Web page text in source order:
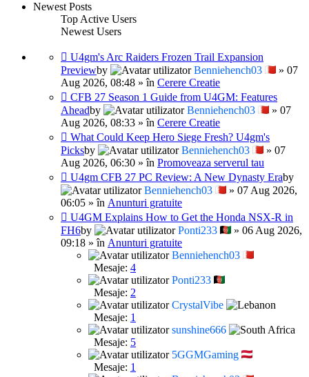
Newest Posts
Top Active Users
Newest Users
U4gm's Arc Raiders Frozen Trail Expansion
Previewby Benniehench03
» 07
Aug 2026, 08:48 » în Cerere Creatie
CFB 27 Season 1 Guide from U4GM: Features
Aheadby Benniehench03
» 07
Aug 2026, 08:33 » în Cerere Creatie
What Could Keep Hero Siege Fresh? U4gm's
Picksby Benniehench03
» 07
Aug 2026, 06:30 » în Promoveaza serverul tau
U4gm CFB 27 PC Review: A New Dynasty Eraby
Benniehench03
» 07 Aug 2026,
06:05 » în Anunturi gratuite
U4GM Explains How to Get the Honda NSX-R in
FH6by Ponti233
» 06 Aug 2026,
09:18 » în Anunturi gratuite
Benniehench03
Mesaje: 4
Ponti233
Mesaje: 2
CrystalVibe
Mesaje: 1
sunshine666
Mesaje: 5
5GGMGaming
Mesaje: 1